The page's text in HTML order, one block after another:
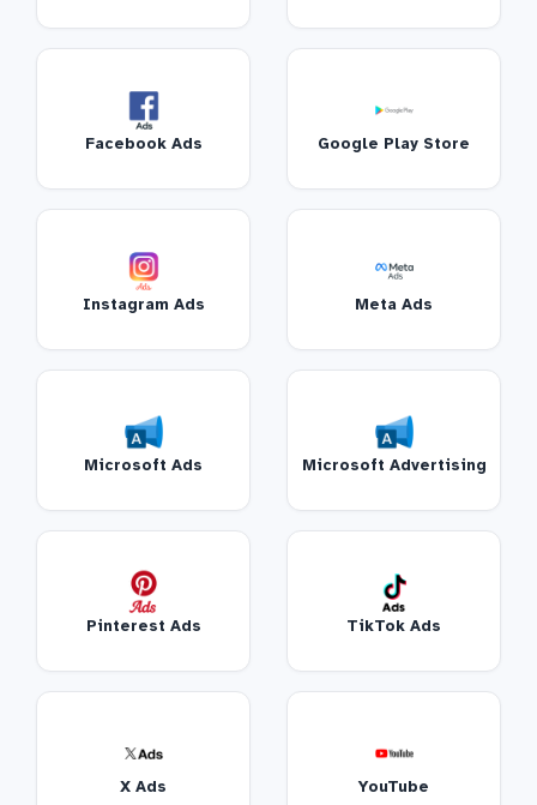
Facebook Ads Google Play Store
Instagram Ads Meta Ads
Microsoft Ads Microsoft Advertising
Pinterest Ads TikTok Ads
X Ads YouTube